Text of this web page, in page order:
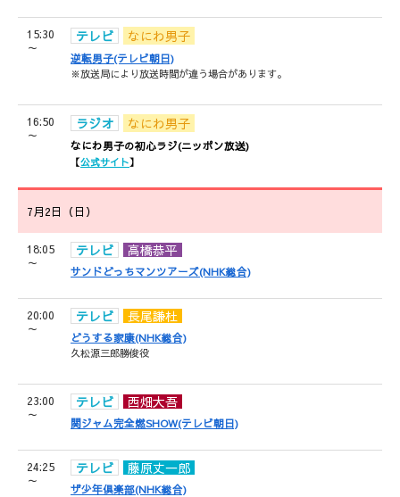
15:30
～
テレビ なにわ男子
逆転男子(テレビ朝日)
※放送局により放送時間が違う場合があります。
16:50
～
ラジオ なにわ男子
なにわ男子の初心ラジ(ニッポン放送)
【公式サイト】
7月2日（日）
18:05
～
テレビ 高橋恭平
サンドどっちマンツアーズ(NHK総合)
20:00
～
テレビ 長尾謙杜
どうする家康(NHK総合)
久松源三郎勝俊役
23:00
～
テレビ 西畑大吾
関ジャム完全燃SHOW(テレビ朝日)
24:25
～
テレビ 藤原丈一郎
ザ少年倶楽部(NHK総合)